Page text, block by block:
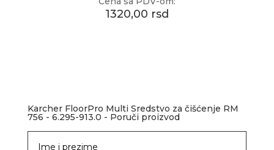
1320,00 rsd
Karcher FloorPro Multi Sredstvo za čišćenje RM
756 - 6.295-913.0 - Poruči proizvod